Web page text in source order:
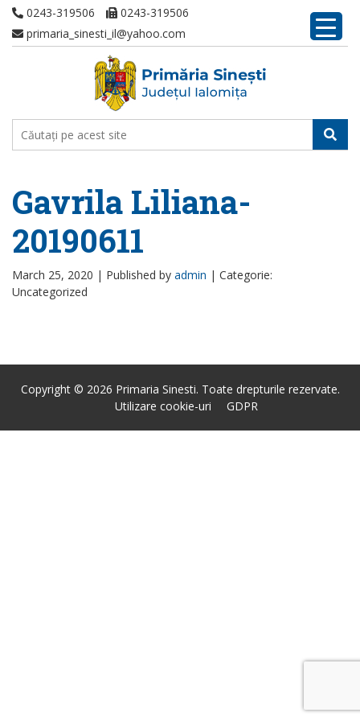
0243-319506
0243-319506
primaria_sinesti_il@yahoo.com
Gavrila Liliana-
20190611
March 25, 2020 | Published by admin | Categorie:
Uncategorized
Copyright © 2026 Primaria Sinesti. Toate drepturile rezervate.
Utilizare cookie-uri
GDPR